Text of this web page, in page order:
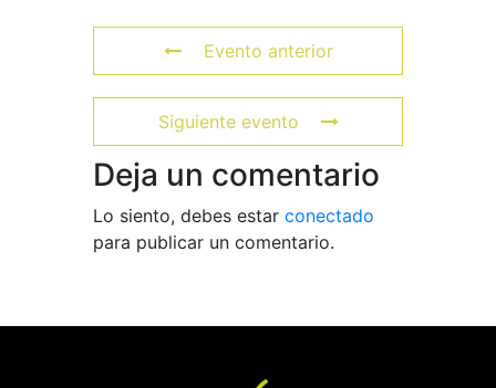
Evento anterior
Siguiente evento
Deja un comentario
Lo siento, debes estar conectado
para publicar un comentario.